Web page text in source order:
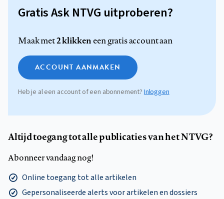
Gratis Ask NTVG uitproberen?
Maak met2 klikkeneen gratis account aan
ACCOUNT AANMAKEN
Heb je al een account of een abonnement?Inloggen
Altijd toegang tot alle publicaties van het NTVG?
Abonneer vandaag nog!
Online toegang tot alle artikelen
Gepersonaliseerde alerts voor artikelen en dossiers